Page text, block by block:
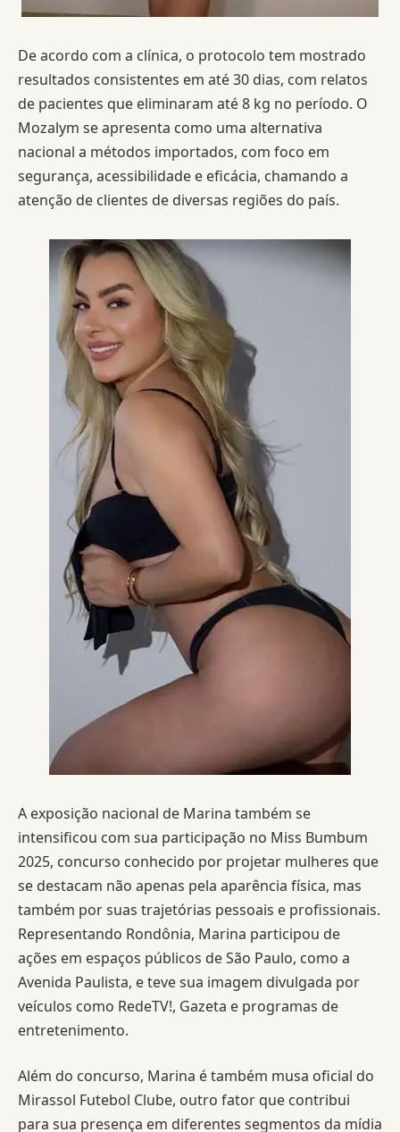
De acordo com a clínica, o protocolo tem mostrado
resultados consistentes em até 30 dias, com relatos
de pacientes que eliminaram até 8 kg no período. O
Mozalym se apresenta como uma alternativa
nacional a métodos importados, com foco em
segurança, acessibilidade e eficácia, chamando a
atenção de clientes de diversas regiões do país.
A exposição nacional de Marina também se
intensificou com sua participação no Miss Bumbum
2025, concurso conhecido por projetar mulheres que
se destacam não apenas pela aparência física, mas
também por suas trajetórias pessoais e profissionais.
Representando Rondônia, Marina participou de
ações em espaços públicos de São Paulo, como a
Avenida Paulista, e teve sua imagem divulgada por
veículos como RedeTV!, Gazeta e programas de
entretenimento.
Além do concurso, Marina é também musa oficial do
Mirassol Futebol Clube, outro fator que contribui
para sua presença em diferentes segmentos da mídia